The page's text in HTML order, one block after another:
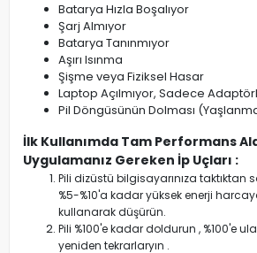
Batarya Hızla Boşalıyor
Şarj Almıyor
Batarya Tanınmıyor
Aşırı Isınma
Şişme veya Fiziksel Hasar
Laptop Açılmıyor, Sadece
Pil Döngüsünün Dolması
İlk Kullanımda Tam Performans
Uygulamanız Gereken İp Uçları :
Pili dizüstü bilgisayarınıza taktıktan
%5-%10'a kadar yüksek enerji
kullanarak düşürün.
Pili %100'e kadar doldurun , %100'e
yeniden tekrarlaryın .